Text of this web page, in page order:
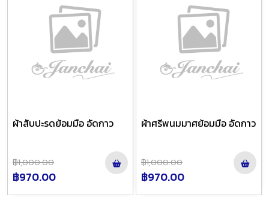
ผ้าสับปะรดย้อมมือ อัดกาว
฿1,000.00
฿970.00
ผ้าศรีพนมมาศย้อมมือ อัดกาว
฿1,000.00
฿970.00